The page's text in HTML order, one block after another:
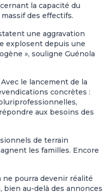
la capacité du
des effectifs.
une aggravation
explosent depuis une
», souligne Guénola
le lancement de la
concrètes :
aux besoins des
de terrain
les familles. Encore
pourra devenir réalité
bien au-delà des annonces